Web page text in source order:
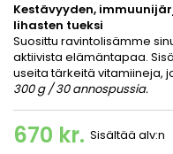
Kestävyyden,
lihasten tueksi
Suosittu ravintolisämme
aktiivista elämäntapaa.
useita tärkeitä vitamiineja,
300 g / 30 annospussia.
670 kr. Sisältää alv:n